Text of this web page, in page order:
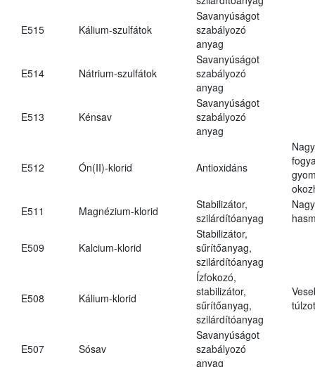
E515 Kálium-szulfátok
Savanyúságot
szabályozó
anyag
E514 Nátrium-szulfátok
Savanyúságot
szabályozó
anyag
E513 Kénsav
Savanyúságot
szabályozó
anyag
E512 Ón(II)-klorid Antioxidáns
E511
Magnézium-klorid
Stabilizátor,
szilárdítóanyag
E509 Kalcium-klorid
Stabilizátor,
sűrítőanyag,
szilárdítóanyag
E508 Kálium-klorid
Ízfokozó,
stabilizátor,
sűrítőanyag,
szilárdítóanyag
E507 Sósav
Savanyúságot
szabályozó
anyag